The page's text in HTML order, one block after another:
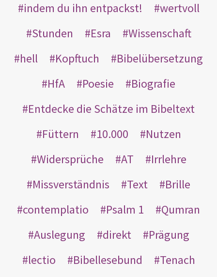
indem du ihn entpackst!
wertvoll
Stunden
Esra
Wissenschaft
hell
Kopftuch
Bibelübersetzung
HfA
Poesie
Biografie
Entdecke die Schätze im Bibeltext
Füttern
10.000
Nutzen
Widersprüche
AT
Irrlehre
Missverständnis
Text
Brille
contemplatio
Psalm 1
Qumran
Auslegung
direkt
Prägung
lectio
Bibellesebund
Tenach